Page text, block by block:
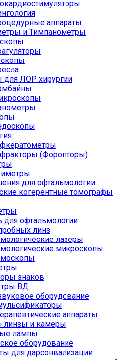
аппараты
и Тимпанометры
для ЛОР хирургии
(Форопторы)
для офтальмологии
когерентные томографы
для офтальмологии
линз
лазеры
микроскопы
знаков
ВД
оборудование
аппараты
линзы и камеры
лампы
оборудование
для дарсонвализации